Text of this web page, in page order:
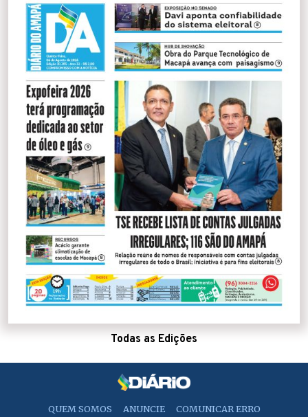
Todas as Edições
QUEM SOMOS ANUNCIE COMUNICAR ERRO